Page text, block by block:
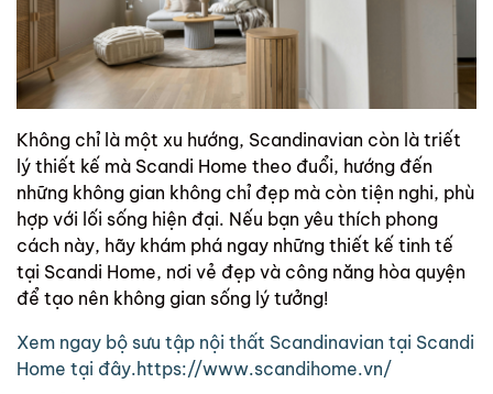
Không chỉ là một xu hướng, Scandinavian còn là triết
lý thiết kế mà Scandi Home theo đuổi, hướng đến
những không gian không chỉ đẹp mà còn tiện nghi, phù
hợp với lối sống hiện đại. Nếu bạn yêu thích phong
cách này, hãy khám phá ngay những thiết kế tinh tế
tại Scandi Home, nơi vẻ đẹp và công năng hòa quyện
để tạo nên không gian sống lý tưởng!
Xem ngay bộ sưu tập nội thất Scandinavian tại Scandi
Home tại đây.https://www.scandihome.vn/